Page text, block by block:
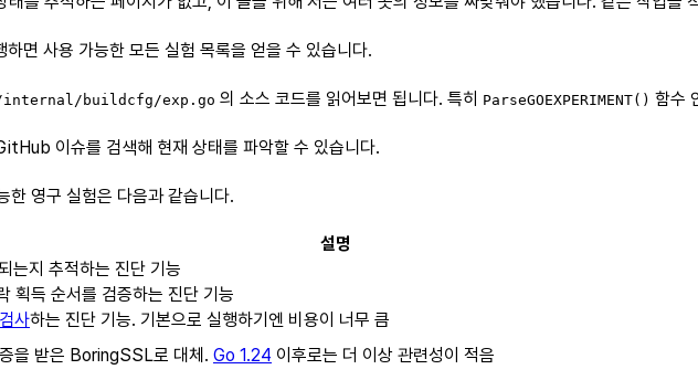
하면 사용 가능한 모든 실험 목록을 얻을 수 있습니다.
buildcfg/exp.go 의 소스 코드를 읽어보면 됩니다. 특히 ParseGOEXPERIMENT() 함수
이슈를 검색해 현재 상태를 파악할 수 있습니다.
한 영구 실험은 다음과 같습니다.
설명
는지 추적하는 진단 기능
획득 순서를 검증하는 진단 기능
사하는 진단 기능. 기본으로 실행하기엔 비용이 너무 큼
을 받은 BoringSSL로 대체. Go 1.24 이후로는 더 이상 관련성이 적음